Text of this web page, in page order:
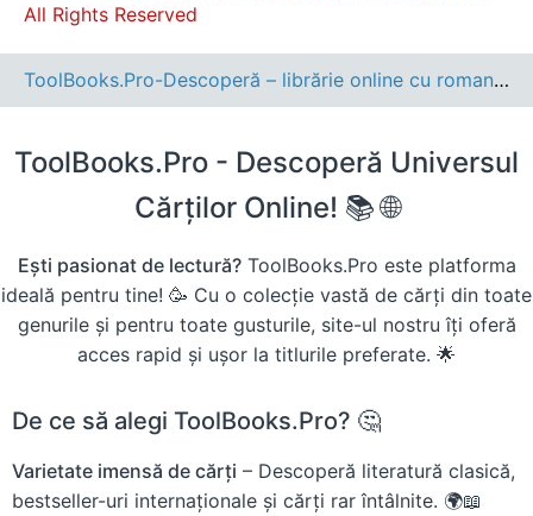
All Rights Reserved
ToolBooks.Pro-Descoperă – librărie online cu romane, cărți pentru copii, dezvoltare personală și cele mai noi apariții editoriale.
ToolBooks.Pro - Descoperă Universul
Cărților Online! 📚 🌐
Ești pasionat de lectură?ToolBooks.Pro este platforma
ideală pentru tine! 🥳 Cu o colecție vastă de cărți din toate
genurile și pentru toate gusturile, site-ul nostru îți oferă
acces rapid și ușor la titlurile preferate. 🌟
De ce să alegi ToolBooks.Pro? 🤔
Varietate imensă de cărți – Descoperă literatură clasică,
bestseller-uri internaționale și cărți rar întâlnite. 🌍📖